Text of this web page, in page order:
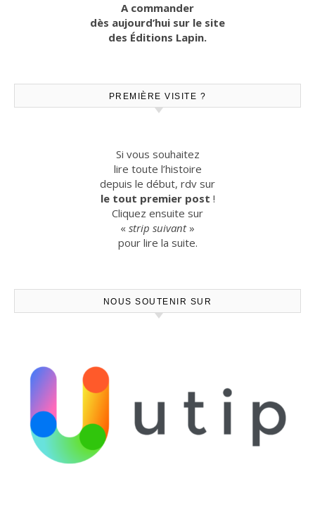
A commander
dès aujourd’hui sur le site
des Éditions Lapin.
PREMIÈRE VISITE ?
Si vous souhaitez
lire toute l’histoire
depuis le début, rdv sur
le tout premier post !
Cliquez ensuite sur
« strip suivant»
pour lire la suite.
NOUS SOUTENIR SUR